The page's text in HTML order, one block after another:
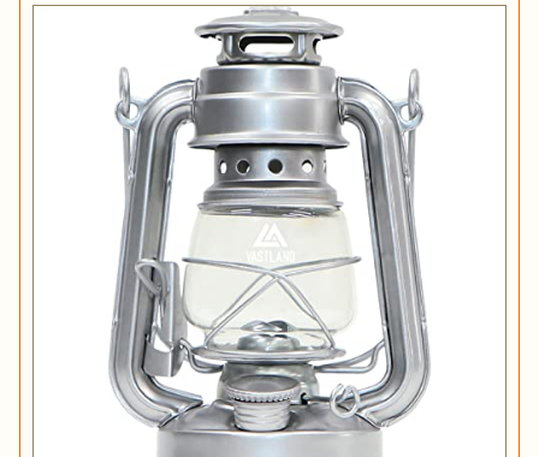
楽天市場 で見る Yahoo! で見る
燃焼時に嫌な臭いがしにくいパラフィンオイルです。揮発性
万が一こぼしてしまっても引火する可能性が低いの
安心して使えます。また煤も出にくいので、使用後のオイ
【基本情報】
容量(約)：1L
性状：パラフィン系炭化水素
引火点：95℃
スター パラフィンオイル 虫よけ
ランタンを選ぶ際にチェックしたいポイントのひとつが、明る
ランタンの明るさは、ルーメンという単位で表され
数値が大きければ大きいほど明るいことがわかります。
メインランタンとして使う場合は1,000ルーメン以上、サブラ
ンタンとして使う場合は200〜500ルーメン、テーブルランタン
形状から選ぶ：ハリケーンランタン・テー
ブルランプ・加圧式ランタン